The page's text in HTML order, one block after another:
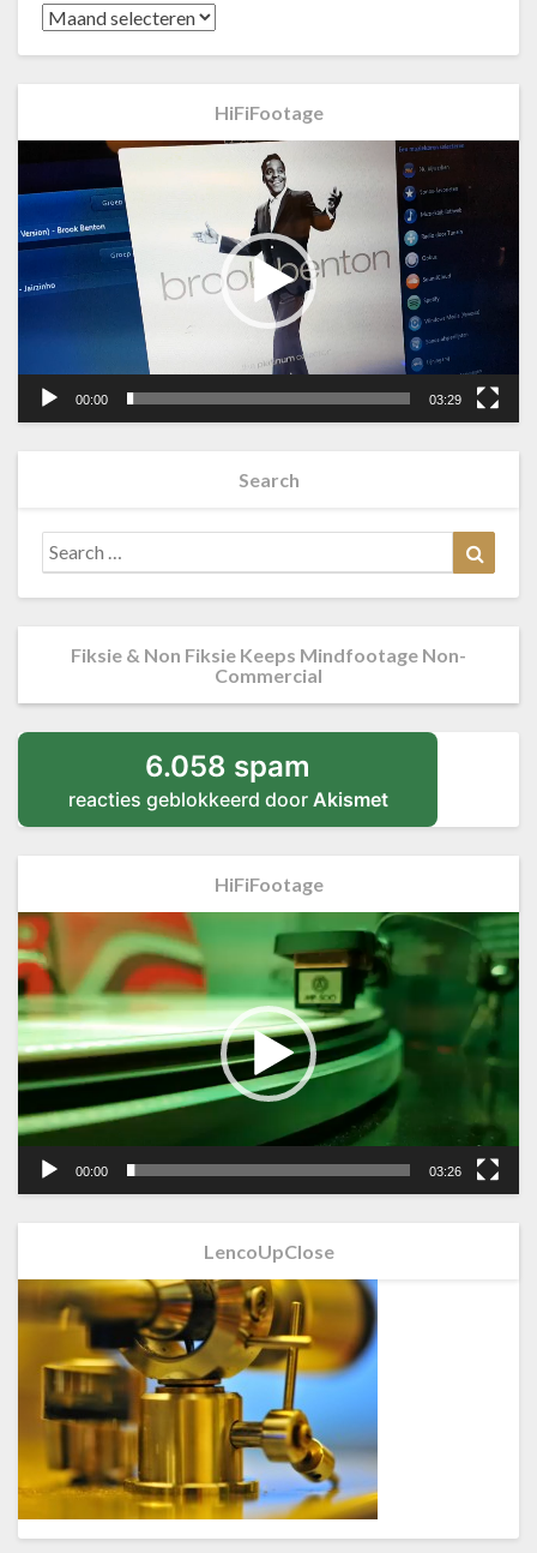
HiFiFootage
Videospeler
00:00 03:29
Search
Search
for:
Fiksie & Non Fiksie Keeps Mindfootage Non-
Commercial
6.058 spam
reacties geblokkeerd door Akismet
HiFiFootage
Videospeler
00:00 03:26
LencoUpClose